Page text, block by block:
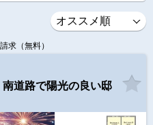
求（無料）
道路で陽光の良い邸